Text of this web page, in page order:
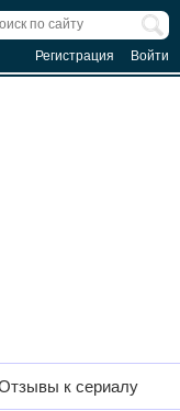
Регистрация Войти
к сериалу